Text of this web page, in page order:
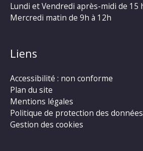
Lundi et Vendredi après-midi de 15
Mercredi matin de 9h à 12h
Liens
Accessibilité : non conforme
Plan du site
Mentions légales
Politique de protection des données
Gestion des cookies